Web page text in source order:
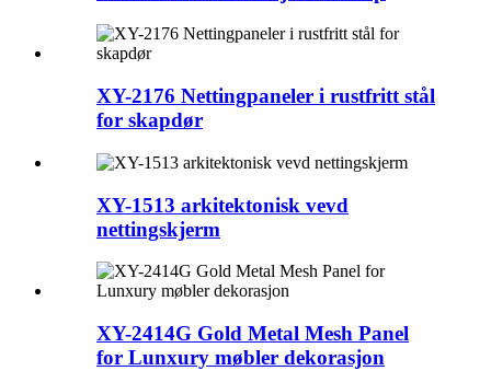
XY-2176 Nettingpaneler i rustfritt stål
for skapdør
XY-1513 arkitektonisk vevd
nettingskjerm
XY-2414G Gold Metal Mesh Panel
for Lunxury møbler dekorasjon